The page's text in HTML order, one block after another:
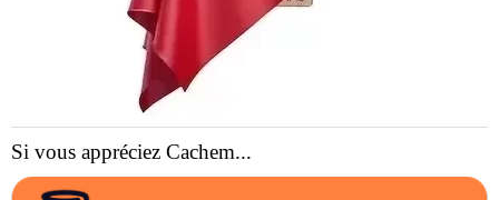
Si vous appréciez Cachem...